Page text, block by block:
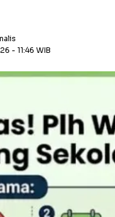
- 11:46 WIB